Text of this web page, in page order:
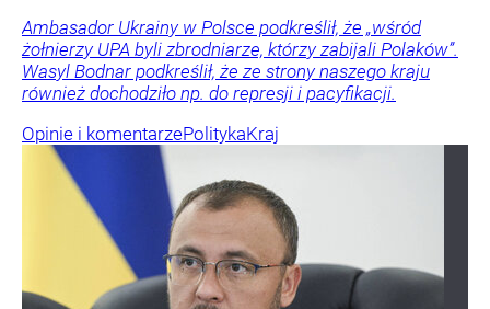
Ambasador Ukrainy w Polsce podkreślił, że „wśród
żołnierzy UPA byli zbrodniarze, którzy zabijali Polaków”.
Wasyl Bodnar podkreślił, że ze strony naszego kraju
również dochodziło np. do represji i pacyfikacji.
Opinie i komentarzePolitykaKraj